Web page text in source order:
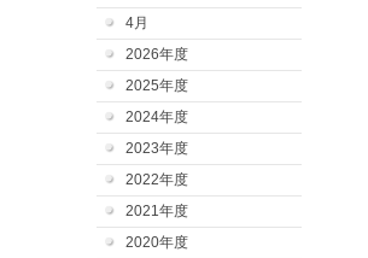
4月
2026年度
2025年度
2024年度
2023年度
2022年度
2021年度
2020年度